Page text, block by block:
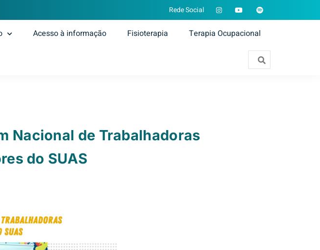
Rede Social
Acesso à informação Fisioterapia Terapia Ocupacional
Nacional de Trabalhadoras
do SUAS